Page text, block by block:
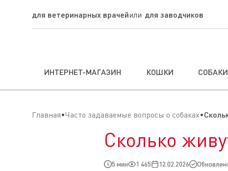
для ветеринарных врачей для заводчиков
ИНТЕРНЕТ-МАГАЗИН КОШКИ СОБАКИ
Главная Часто задаваемые вопросы о собаках
Сколько
5 мин 1 465 12.02.2026